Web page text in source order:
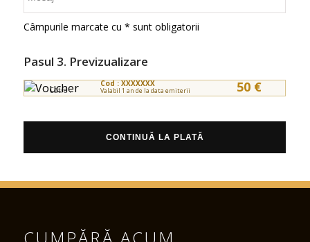
Câmpurile marcate cu * sunt obligatorii
Pasul 3. Previzualizare
Către :
De la :
Cod : XXXXXXX
Valabil 1 an de la data emiterii 50 €
CONTINUĂ LA PLATĂ